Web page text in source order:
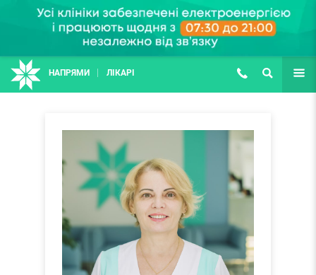
НАПРЯМИ ЛІКАРІ (067) 127-03-03
ПОШУК ЩЕ